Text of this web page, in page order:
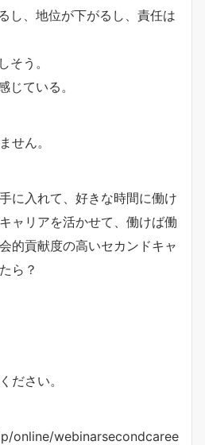
し、地位が下がるし、責任は
そう。
じている。
せん。
に入れて、好きな時間に働け
ャリアを活かせて、働けば働
的貢献度の高いセカンドキャ
ら？
ださい。
online/webinarsecondcaree